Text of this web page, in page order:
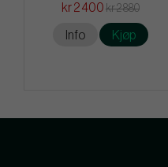
kr 2 400 kr 2 880
Info Kjøp